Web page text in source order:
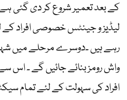
کے بعد تعمیر شروع کر دی گئی
لیڈیز و جینٹس خصوصی افراد کے
رہے ہیں ۔دوسرے مرحلے میں شہر
واش رومز بنائے جائیں گے ۔
افراد کی سہولت کے لئے تمام